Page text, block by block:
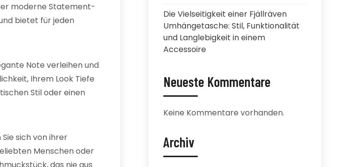
moderne Statement-
bietet für jeden
Note verleihen und
Ihrem Look Tiefe
Stil oder einen
sich von ihrer
Menschen oder
Die Vielseitigkeit einer Fjällräven
Umhängetasche: Stil, Funktionalität
und Langlebigkeit in einem
Accessoire
Neueste Kommentare
Keine Kommentare vorhanden.
Archiv